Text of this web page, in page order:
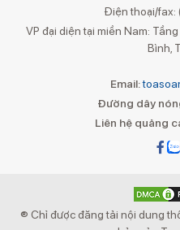
Điện thoại/fax:
VP đại diện tại miền Nam:
Bình,
Email:
Đường dây
Liên hệ quảng
® Chỉ được đăng tải nội dung